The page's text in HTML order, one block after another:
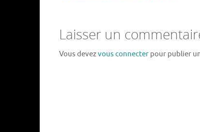
Laisser un
Vous devezvous connecter pour publier